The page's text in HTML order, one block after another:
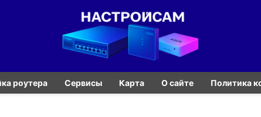
роутера Сервисы Карта О сайте Политика